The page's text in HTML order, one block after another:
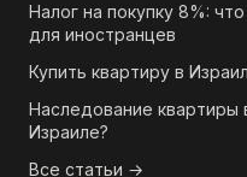
Налог на покупку 8%:
для иностранцев
Купить квартиру в
Наследование квартиры
Израиле?
Все статьи →